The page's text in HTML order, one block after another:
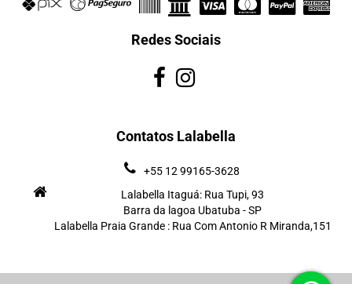
Redes Sociais
Contatos Lalabella
+55 12 99165-3628
Lalabella Itaguá: Rua Tupi, 93
Barra da lagoa Ubatuba - SP
Lalabella Praia Grande : Rua Com Antonio R Miranda,151